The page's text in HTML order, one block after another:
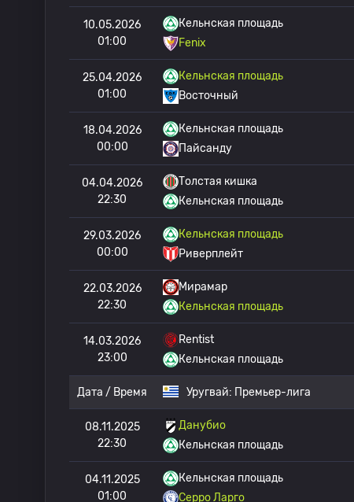
10.05.2026
01:00
Кельнская площадь
Fenix
25.04.2026
01:00
Кельнская площадь
Восточный
18.04.2026
00:00
Кельнская площадь
Пайсанду
04.04.2026
22:30
Толстая кишка
Кельнская площадь
29.03.2026
00:00
Кельнская площадь
Риверплейт
22.03.2026
22:30
Мирамар
Кельнская площадь
14.03.2026
23:00
Rentist
Кельнская площадь
Дата / Время Уругвай: Премьер-лига
08.11.2025
22:30
Данубио
Кельнская площадь
04.11.2025
01:00
Кельнская площадь
Серро Ларго